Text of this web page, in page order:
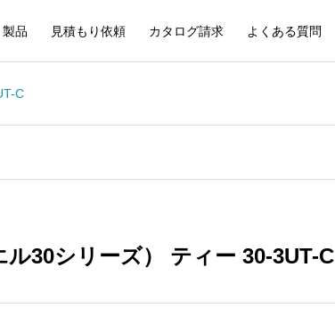
製品 見積もり依頼 カタログ請求 よくある質問
C
30シリーズ） ティー 30-3UT-C